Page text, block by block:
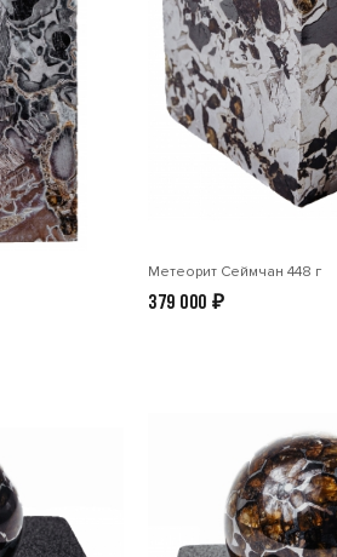
Метеорит Сеймчан 448 г
379 000 ₽